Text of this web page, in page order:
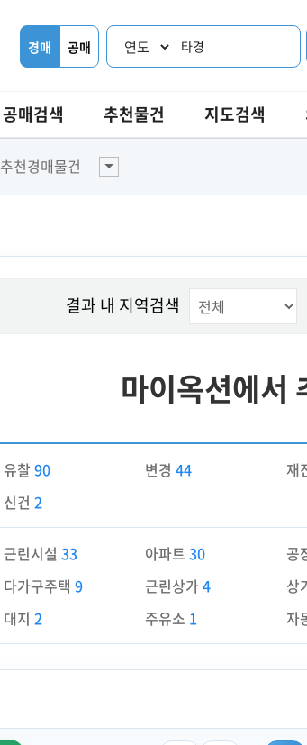
경매 공매 타경
공매검색 추천물건 지도검색
추천경매물건
결과 내 지역검색
마이옥션에서
유찰 90 변경44 재
신건 2
근린시설 33 아파트30 공
다가구주택 9 근린상가4 상
대지 2 주유소 1 자